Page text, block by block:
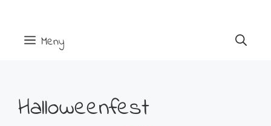
Meny
Halloweenfest